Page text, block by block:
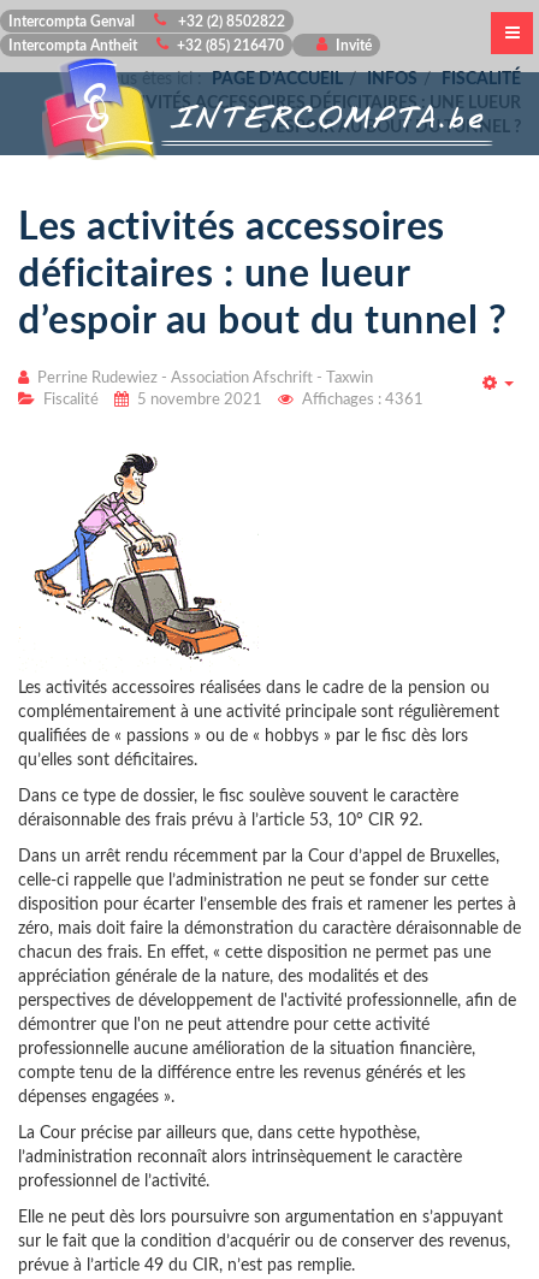
Intercompta Genval
+32 (2) 8502822
Intercompta Antheit
+32 (85) 216470 Invité
Vous êtes ici : PAGE D'ACCUEIL INFOS
FISCALITÉ
LES ACTIVITÉS ACCESSOIRES DÉFICITAIRES : UNE LUEUR
D’ESPOIR AU BOUT DU TUNNEL ?
Les activités accessoires
déficitaires : une lueur
d’espoir au bout du tunnel ?
Perrine Rudewiez - Association Afschrift - Taxwin
Fiscalité
5 novembre 2021 Affichages : 4361
Les activités accessoires réalisées dans le cadre de la pension ou
complémentairement à une activité principale sont régulièrement
qualifiées de « passions » ou de « hobbys » par le fisc dès lors
qu’elles sont déficitaires.
Dans ce type de dossier, le fisc soulève souvent le caractère
déraisonnable des frais prévu à l’article 53, 10° CIR 92.
Dans un arrêt rendu récemment par la Cour d’appel de Bruxelles,
celle-ci rappelle que l’administration ne peut se fonder sur cette
disposition pour écarter l’ensemble des frais et ramener les pertes à
zéro, mais doit faire la démonstration du caractère déraisonnable de
chacun des frais. En effet, « cette disposition ne permet pas une
appréciation générale de la nature, des modalités et des
perspectives de développement de l'activité professionnelle, afin de
démontrer que l'on ne peut attendre pour cette activité
professionnelle aucune amélioration de la situation financière,
compte tenu de la différence entre les revenus générés et les
dépenses engagées ».
La Cour précise par ailleurs que, dans cette hypothèse,
l’administration reconnaît alors intrinsèquement le caractère
professionnel de l’activité.
Elle ne peut dès lors poursuivre son argumentation en s’appuyant
sur le fait que la condition d’acquérir ou de conserver des revenus,
prévue à l’article 49 du CIR, n’est pas remplie.